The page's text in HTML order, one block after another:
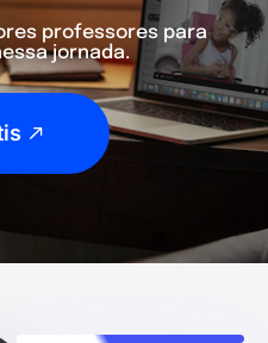
professores para
jornada.